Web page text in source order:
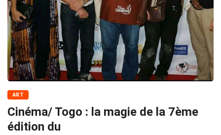
ART
Cinéma/ Togo : la magie de la 7ème
édition du